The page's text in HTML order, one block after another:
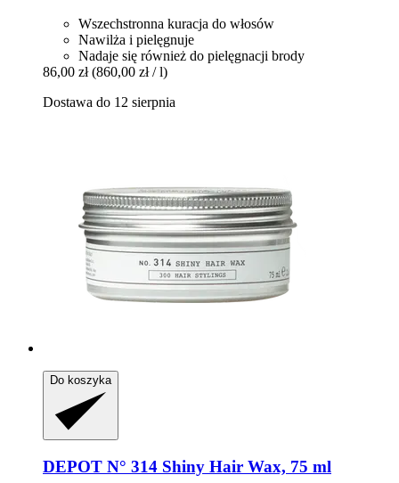
Wszechstronna kuracja do włosów
Nawilża i pielęgnuje
Nadaje się również do pielęgnacji brody
86,00 zł (860,00 zł / l)
Dostawa do 12 sierpnia
Do koszyka
DEPOT N° 314 Shiny Hair Wax, 75 ml